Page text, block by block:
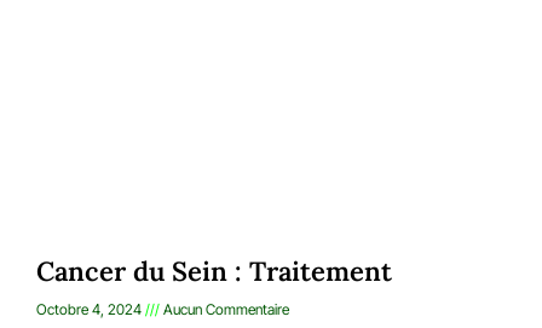
Cancer du Sein : Traitement
Octobre 4, 2024 Aucun Commentaire